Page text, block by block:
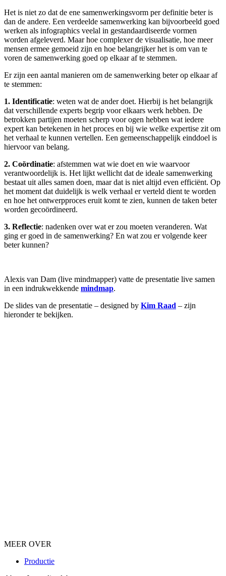
Het is niet zo dat de ene samenwerkingsvorm per definitie beter is
dan de andere. Een verdeelde samenwerking kan bijvoorbeeld goed
werken als infographics veelal in gestandaardiseerde vormen
worden afgeleverd. Maar hoe complexer de visualisatie, hoe meer
mensen ermee gemoeid zijn en hoe belangrijker het is om van te
voren de samenwerking goed op elkaar af te stemmen.
Er zijn een aantal manieren om de samenwerking beter op elkaar af
te stemmen:
1. Identificatie: weten wat de ander doet. Hierbij is het belangrijk
dat verschillende experts begrip voor elkaars werk hebben. De
betrokken partijen moeten scherp voor ogen hebben wat iedere
expert kan betekenen in het proces en bij wie welke expertise zit om
het verhaal te kunnen vertellen. Een gemeenschappelijk einddoel is
hiervoor van belang.
2. Coördinatie: afstemmen wat wie doet en wie waarvoor
verantwoordelijk is. Het lijkt wellicht dat de ideale samenwerking
bestaat uit alles samen doen, maar dat is niet altijd even efficiënt. Op
het moment dat duidelijk is welk verhaal er verteld dient te worden
en hoe het ontwerpproces eruit komt te zien, kunnen de taken beter
worden gecoördineerd.
3. Reflectie: nadenken over wat er zou moeten veranderen. Wat
ging er goed in de samenwerking? En wat zou er volgende keer
beter kunnen?
Alexis van Dam (live mindmapper) vatte de presentatie live samen
in een indrukwekkende mindmap.
De slides van de presentatie – designed by Kim Raad – zijn
hieronder te bekijken.
MEER OVER
Productie